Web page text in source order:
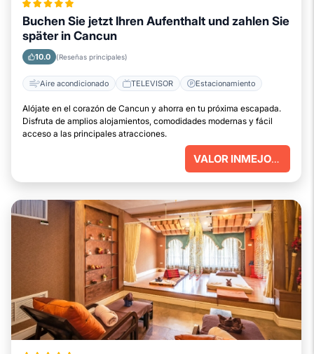
Buchen Sie jetzt Ihren Aufenthalt und zahlen Sie
später in Cancun
10.0 (Reseñas principales)
Aire acondicionado TELEVISOR Estacionamiento
Alójate en el corazón de Cancun y ahorra en tu próxima escapada.
Disfruta de amplios alojamientos, comodidades modernas y fácil
acceso a las principales atracciones.
VALOR INMEJORABLE